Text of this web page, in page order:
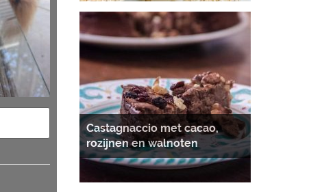
Castagnaccio met cacao,
rozijnen en walnoten